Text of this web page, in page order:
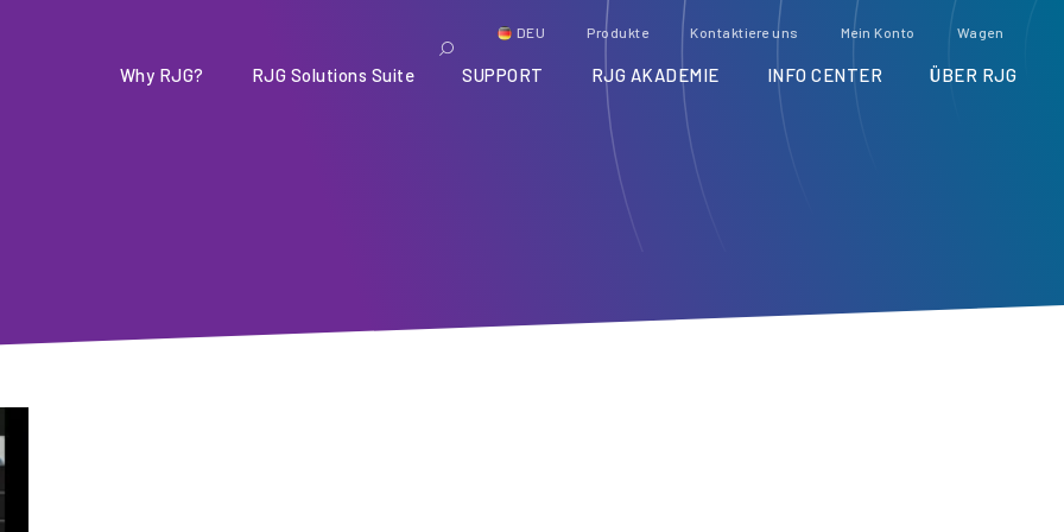
DEU Produkte Kontaktiere uns Mein Konto Wagen
Why RJG? RJG Solutions Suite SUPPORT RJG AKADEMIE INFO CENTER ÜBER RJG